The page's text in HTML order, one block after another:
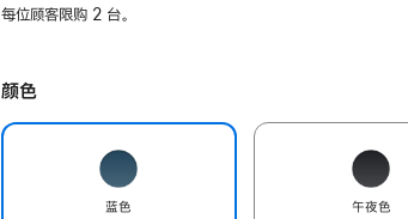
每位顾客限购 2 台。
颜色
蓝色 午夜色